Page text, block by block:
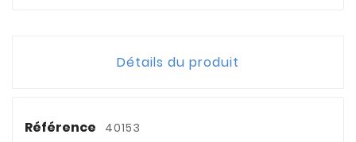
Détails du produit
Référence 40153